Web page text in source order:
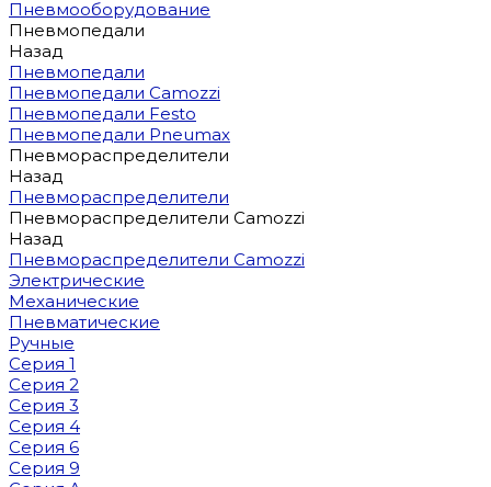
Пневмооборудование
Пневмопедали
Назад
Пневмопедали
Пневмопедали Camozzi
Пневмопедали Festo
Пневмопедали Pneumax
Пневмораспределители
Назад
Пневмораспределители
Пневмораспределители Camozzi
Назад
Пневмораспределители Camozzi
Электрические
Механические
Пневматические
Ручные
Серия 1
Серия 2
Серия 3
Серия 4
Серия 6
Серия 9